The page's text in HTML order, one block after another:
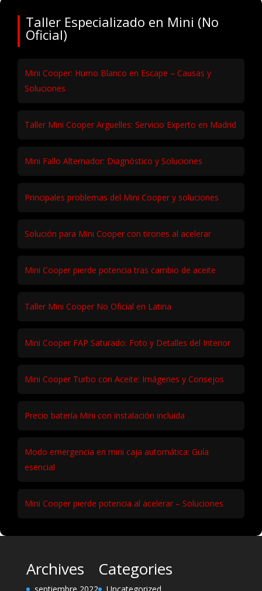
Taller Especializado en Mini (No
Oficial)
Mini Cooper: Humo Blanco en Escape – Causas y
Soluciones
Taller Mini Cooper Arguelles: Servicio Experto en Madrid
Mini Fallo Alternador: Diagnóstico y Soluciones
Principales problemas del Mini Cooper y soluciones
Solución para Mini Cooper con tirones al acelerar
Mini Cooper pierde potencia tras cambio de aceite
Taller Mini Cooper No Oficial en Latina
Mini Cooper FAP Saturado: Foto y Detalles del Interior
Mini Cooper Turbo con Aceite: Imágenes y Consejos
Precio batería Mini con instalación incluida
Modo emergencia en mini caja automática: Guía
esencial
Mini Cooper pierde potencia al acelerar – Soluciones
Archives Categories